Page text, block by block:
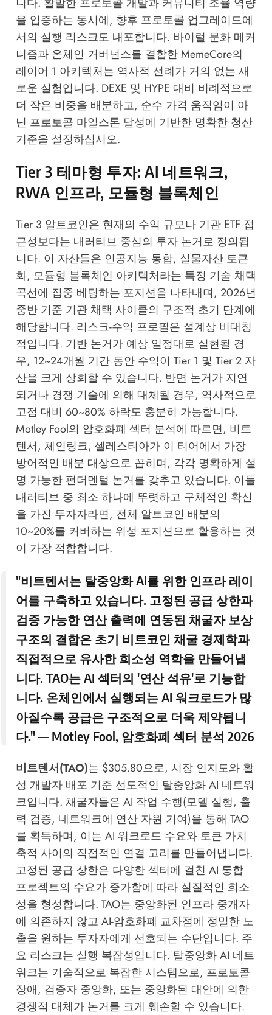
을 입증하는 동시에, 향후 프로토콜 업그레이드에
서의 실행 리스크도 내포합니다. 바이럴 문화 메커
니즘과 온체인 거버넌스를 결합한 MemeCore의
레이어 1 아키텍처는 역사적 선례가 거의 없는 새
로운 실험입니다. DEXE 및 HYPE 대비 비례적으로
더 작은 비중을 배분하고, 순수 가격 움직임이 아
닌 프로토콜 마일스톤 달성에 기반한 명확한 청산
기준을 설정하십시오.
Tier 3 테마형 투자: AI 네트워크,
RWA 인프라, 모듈형 블록체인
Tier 3 알트코인은 현재의 수익 규모나 기관 ETF 접
근성보다는 내러티브 중심의 투자 논거로 정의됩
니다. 이 자산들은 인공지능 통합, 실물자산 토큰
화, 모듈형 블록체인 아키텍처라는 특정 기술 채택
곡선에 집중 베팅하는 포지션을 나타내며, 2026년
중반 기준 기관 채택 사이클의 구조적 초기 단계에
해당합니다. 리스크-수익 프로필은 설계상 비대칭
적입니다. 기반 논거가 예상 일정대로 실현될 경
우, 12~24개월 기간 동안 수익이 Tier 1 및 Tier 2 자
산을 크게 상회할 수 있습니다. 반면 논거가 지연
되거나 경쟁 기술에 의해 대체될 경우, 역사적으로
고점 대비 60~80% 하락도 충분히 가능합니다.
Motley Fool의 암호화폐 섹터 분석에 따르면, 비트
텐서, 체인링크, 셀레스티아가 이 티어에서 가장
방어적인 배분 대상으로 꼽히며, 각각 명확하게 설
명 가능한 펀더멘털 논거를 갖추고 있습니다. 이들
내러티브 중 최소 하나에 뚜렷하고 구체적인 확신
을 가진 투자자라면, 전체 알트코인 배분의
10~20%를 커버하는 위성 포지션으로 활용하는 것
이 가장 적합합니다.
"비트텐서는 탈중앙화 AI를 위한 인프라 레이
어를 구축하고 있습니다. 고정된 공급 상한과
검증 가능한 연산 출력에 연동된 채굴자 보상
구조의 결합은 초기 비트코인 채굴 경제학과
직접적으로 유사한 희소성 역학을 만들어냅
니다. TAO는 AI 섹터의 '연산 석유'로 기능합
니다. 온체인에서 실행되는 AI 워크로드가 많
아질수록 공급은 구조적으로 더욱 제약됩니
다." — Motley Fool, 암호화폐 섹터 분석 2026
비트텐서(TAO)는 $305.80으로, 시장 인지도와 활
성 개발자 배포 기준 선도적인 탈중앙화 AI 네트워
크입니다. 채굴자들은 AI 작업 수행(모델 실행, 출
력 검증, 네트워크에 연산 자원 기여)을 통해 TAO
를 획득하며, 이는 AI 워크로드 수요와 토큰 가치
축적 사이의 직접적인 연결 고리를 만들어냅니다.
고정된 공급 상한은 다양한 섹터에 걸친 AI 통합
프로젝트의 수요가 증가함에 따라 실질적인 희소
성을 형성합니다. TAO는 중앙화된 인프라 중개자
에 의존하지 않고 AI-암호화폐 교차점에 정밀한 노
출을 원하는 투자자에게 선호되는 수단입니다. 주
요 리스크는 실행 복잡성입니다. 탈중앙화 AI 네트
워크는 기술적으로 복잡한 시스템으로, 프로토콜
장애, 검증자 중앙화, 또는 중앙화된 대안에 의한
경쟁적 대체가 논거를 크게 훼손할 수 있습니다.